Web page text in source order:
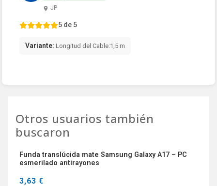
JP
5 de 5
Variante: Longitud del Cable:1,5 m
Otros usuarios también
buscaron
Funda translúcida mate Samsung Galaxy A17 – PC
esmerilado antirayones
3,63 €